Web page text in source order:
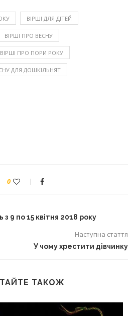
ВІРШІ ДЛЯ ДІТЕЙ
ВІРШІ ПРО ВЕСНУ
ВІРШІ ПРО ПОРИ РОКУ
ДЛЯ ДОШКІЛЬНЯТ
0
9 по 15 квітня 2018 року
Наступна стаття
У чому хрестити дівчинку
ТАКОЖ